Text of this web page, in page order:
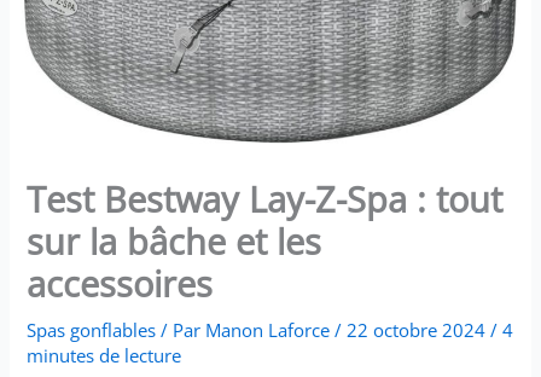
Test Bestway Lay-Z-Spa : tout
sur la bâche et les
accessoires
Spas gonflables / Par Manon Laforce/ 22 octobre 2024/4
minutes de lecture